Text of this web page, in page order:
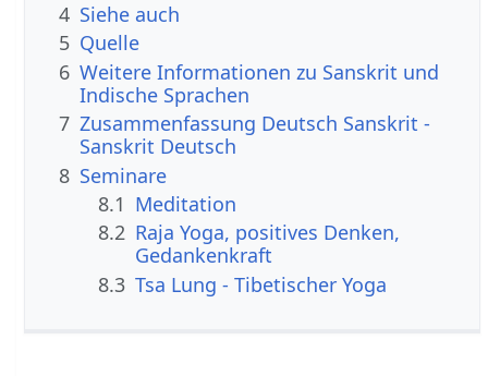
4 Siehe auch
5 Quelle
6 Weitere Informationen zu Sanskrit und
Indische Sprachen
7 Zusammenfassung Deutsch Sanskrit -
Sanskrit Deutsch
8 Seminare
8.1 Meditation
8.2 Raja Yoga, positives Denken,
Gedankenkraft
8.3 Tsa Lung - Tibetischer Yoga